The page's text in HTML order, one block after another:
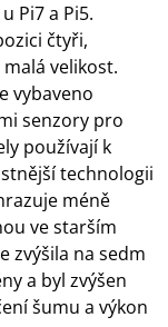
Pi7 a Pi5.
čtyři,
velikost.
vybaveno
senzory pro
používají k
technologii
méně
ve starším
zvýšila na sedm
a byl zvýšen
šumu a výkon